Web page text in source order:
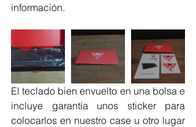
información.
El teclado bien envuelto en una bolsa e
incluye garantía unos sticker para
colocarlos en nuestro case u otro lugar